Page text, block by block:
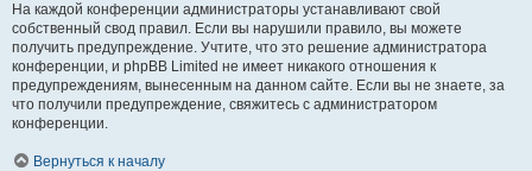
На каждой конференции администраторы устанавливают свой
собственный свод правил. Если вы нарушили правило, вы можете
получить предупреждение. Учтите, что это решение администратора
конференции, и phpBB Limited не имеет никакого отношения к
предупреждениям, вынесенным на данном сайте. Если вы не знаете, за
что получили предупреждение, свяжитесь с администратором
конференции.
Вернуться к началу